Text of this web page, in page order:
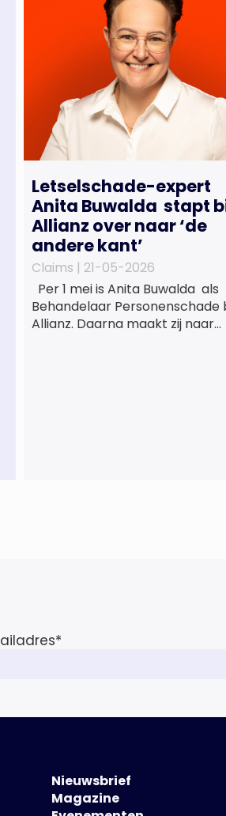
Letselschade-expert
Anita Buwalda stapt
Allianz over naar ‘de
andere kant’
Claims | 21-05-2026
Per 1 mei is Anita Buwalda als
Behandelaar Personenschade
Allianz. Daarna maakt zij naar
*
Nieuwsbrief
Magazine